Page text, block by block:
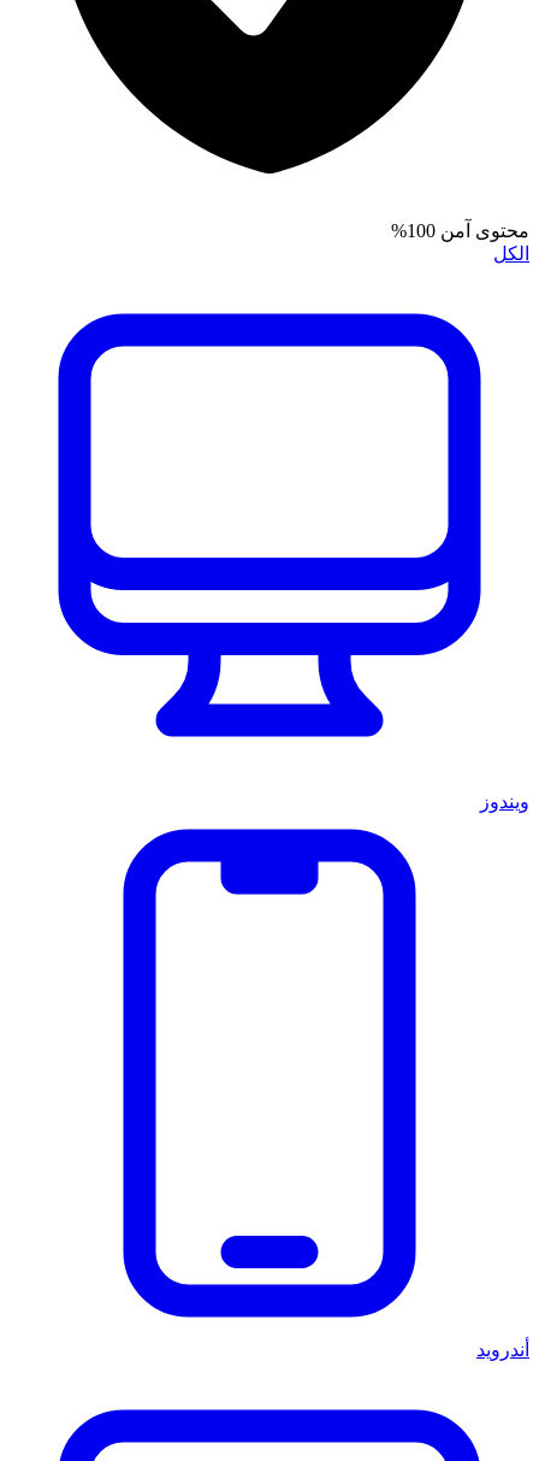
محتوى آمن 100%
الكل
ويندوز
أندرويد